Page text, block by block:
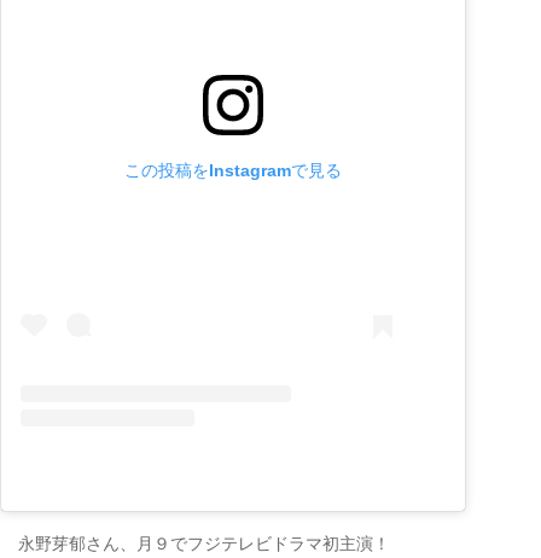
この投稿をInstagramで見る
永野芽郁さん、月９でフジテレビドラマ初主演！